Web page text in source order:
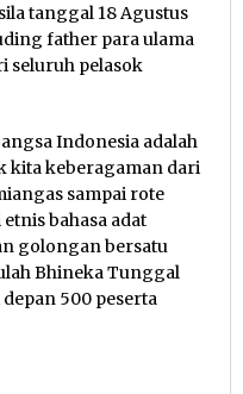
tanggal 18 Agustus
father para ulama
seluruh pelasok
Indonesia adalah
kita keberagaman dari
sampai rote
bahasa adat
golongan bersatu
Bhineka Tunggal
500 peserta